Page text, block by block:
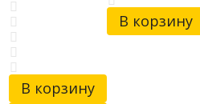
В корзину
В корзину